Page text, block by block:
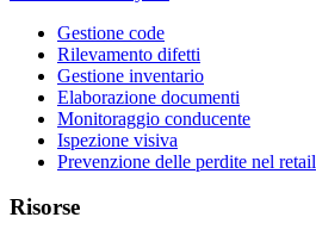
Gestione code
Rilevamento difetti
Gestione inventario
Elaborazione documenti
Monitoraggio conducente
Ispezione visiva
Prevenzione delle perdite nel retail
Risorse